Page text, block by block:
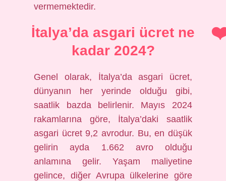
vermemektedir.
İtalya’da asgari ücret ne
kadar 2024?
Genel olarak, İtalya’da asgari ücret,
dünyanın her yerinde olduğu gibi,
saatlik bazda belirlenir. Mayıs 2024
rakamlarına göre, İtalya’daki saatlik
asgari ücret 9,2 avrodur. Bu, en düşük
gelirin ayda 1.662 avro olduğu
anlamına gelir. Yaşam maliyetine
gelince, diğer Avrupa ülkelerine göre